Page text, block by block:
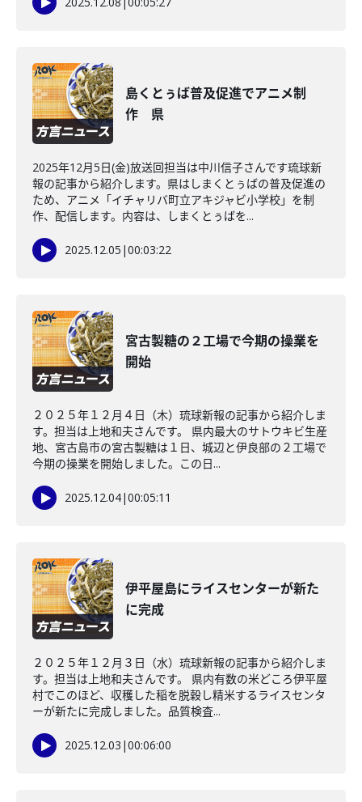
島くとぅば普及促進でアニメ制
作 県
2025年12月5日(金)放送回担当は中川信子さんです琉球新
報の記事から紹介します。県はしまくとぅばの普及促進の
ため、アニメ「イチャリバ町立アキジャビ小学校」を制
作、配信します。内容は、しまくとぅばを...
2025.12.05 |00:03:22
宮古製糖の２工場で今期の操業を
開始
２０２５年１２月４日（木）琉球新報の記事から紹介しま
す。担当は上地和夫さんです。 県内最大のサトウキビ生産
地、宮古島市の宮古製糖は１日、城辺と伊良部の２工場で
今期の操業を開始しました。この日...
2025.12.04|00:05:11
伊平屋島にライスセンターが新た
に完成
２０２５年１２月３日（水）琉球新報の記事から紹介しま
す。担当は上地和夫さんです。 県内有数の米どころ伊平屋
村でこのほど、収穫した稲を脱穀し精米するライスセンタ
ーが新たに完成しました。品質検査...
2025.12.03 |00:06:00